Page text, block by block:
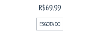
R$69,99
ESGOTADO